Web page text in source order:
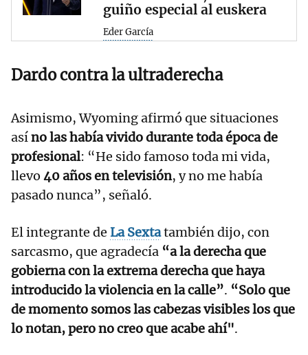
guiño especial al euskera
Eder García
Dardo contra la ultraderecha
Asimismo, Wyoming afirmó que situaciones
asíno las había vivido durante toda época de
profesional: “He sido famoso toda mi vida,
llevo 40 años en televisión, y no me había
pasado nunca”, señaló.
El integrante de La Sextatambién dijo, con
sarcasmo, que agradecía “a la derecha que
gobierna con la extrema derecha que haya
introducido la violencia en la calle”. “Solo que
de momento somos las cabezas visibles los que
lo notan, pero no creo que acabe ahí".